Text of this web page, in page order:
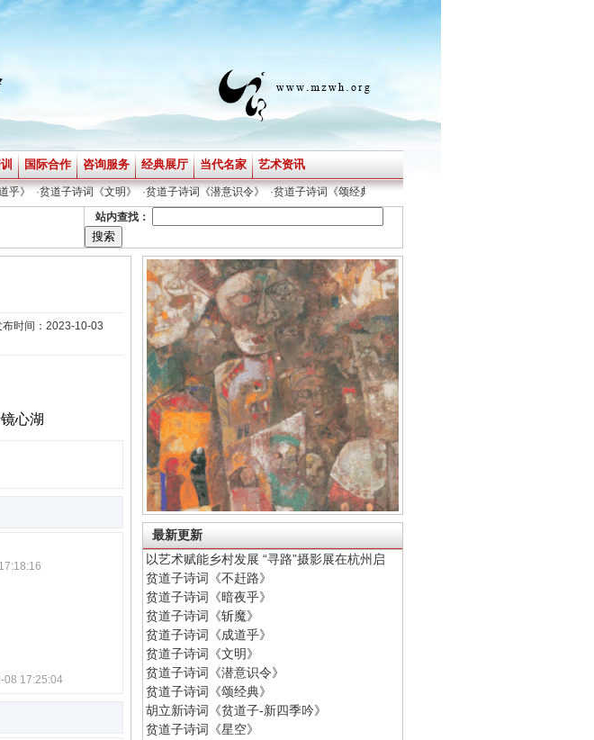
国际合作 咨询服务 经典展厅 当代名家 艺术资讯
·贫道子诗词《文明》·贫道子诗词《潜意识令》·贫道子诗词《颂经典》·
站内查找：
时间：2023-10-03
心湖
08 17:25:04
最新更新
以艺术赋能乡村发展 “寻路”摄影展在杭州启
贫道子诗词《不赶路》
贫道子诗词《暗夜乎》
贫道子诗词《斩魔》
贫道子诗词《成道乎》
贫道子诗词《文明》
贫道子诗词《潜意识令》
贫道子诗词《颂经典》
胡立新诗词《贫道子-新四季吟》
贫道子诗词《星空》